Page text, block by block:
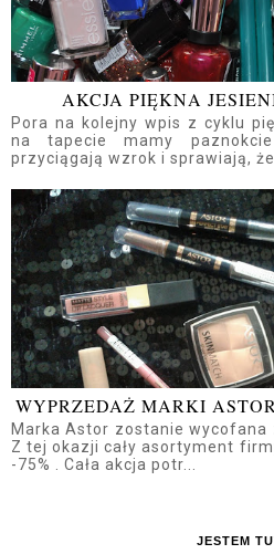
AKCJA PIĘKNA
Pora na kolejny wpis z cyklu
na tapecie mamy
przyciągają wzrok i sprawiają, że
WYPRZEDAŻ MARKI
Marka Astor zostanie wycofana
Z tej okazji cały asortyment
-75% . Cała akcja potr...
JESTEM